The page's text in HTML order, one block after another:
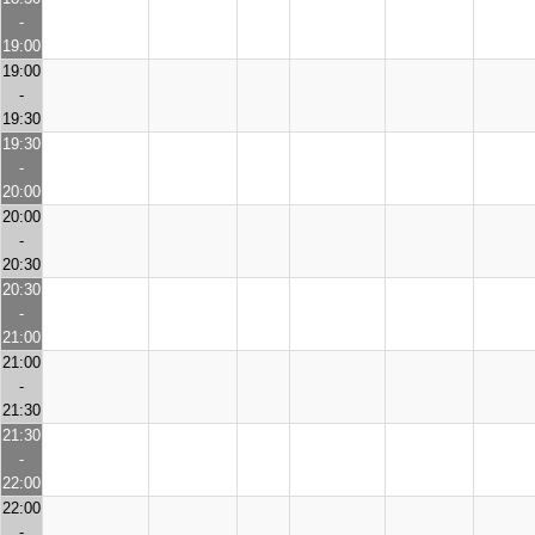
-
19:00
19:00
-
19:30
19:30
-
20:00
20:00
-
20:30
20:30
-
21:00
21:00
-
21:30
21:30
-
22:00
22:00